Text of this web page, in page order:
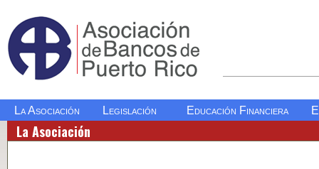
La Asociación Legislación Educación Financiera
La Asociación